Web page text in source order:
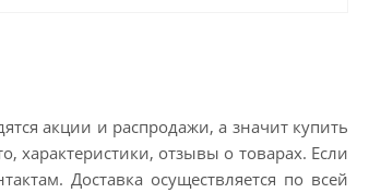
акции и распродажи, а значит купить
характеристики, отзывы о товарах. Если
Доставка осуществляется по всей